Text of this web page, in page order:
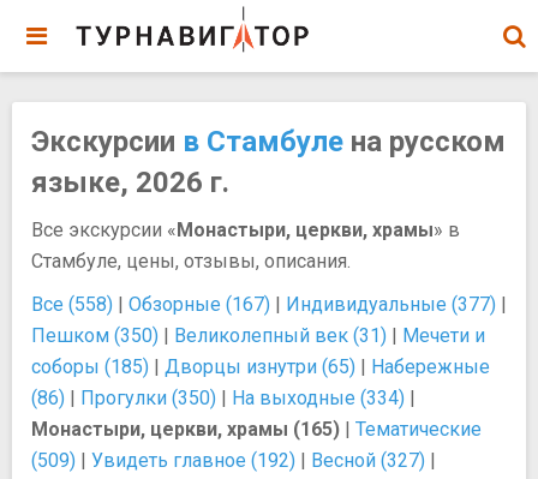
Экскурсии в Стамбуле на русском
языке, 2026 г.
Все экскурсии «Монастыри, церкви, храмы» в
Стамбуле, цены, отзывы, описания.
Все (558) | Обзорные (167) | Индивидуальные (377) |
Пешком (350) | Великолепный век (31) | Мечети и
соборы (185) | Дворцы изнутри (65) | Набережные
(86) | Прогулки (350) | На выходные (334) |
Монастыри, церкви, храмы (165) | Тематические
(509) | Увидеть главное (192) | Весной (327) |